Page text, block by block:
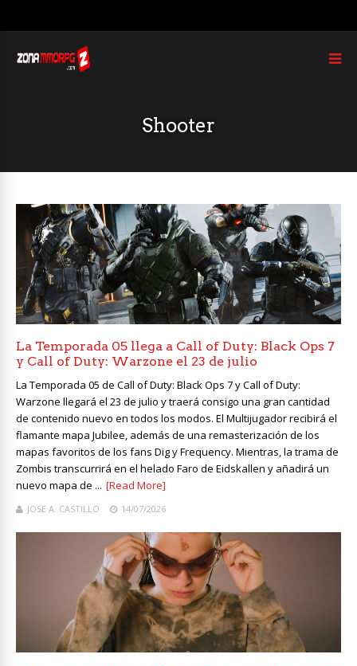
Shooter
La Temporada 05 llega a Call of Duty: Black Ops 7
y Call of Duty: Warzone el 23 de julio
La Temporada 05 de Call of Duty: Black Ops 7 y Call of Duty:
Warzone llegará el 23 de julio y traerá consigo una gran cantidad
de contenido nuevo en todos los modos. El Multijugador recibirá el
flamante mapa Jubilee, además de una remasterización de los
mapas favoritos de los fans Dig y Frequency. Mientras, la trama de
Zombis transcurrirá en el helado Faro de Eidskallen y añadirá un
nuevo mapa de ... [Read More]
JOSE A. CASTILLO 14/07/2026